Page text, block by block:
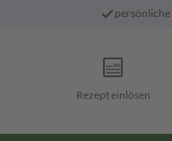
persönliche
Rezept einlösen